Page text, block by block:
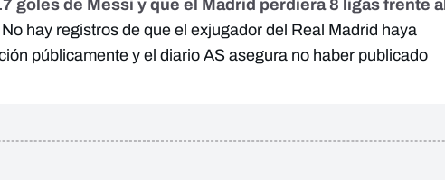
goles de Messi y que el Madrid perdiera 8 ligas frente al
No hay registros de que el exjugador del Real Madrid haya
públicamente y el diario AS asegura no haber publicado